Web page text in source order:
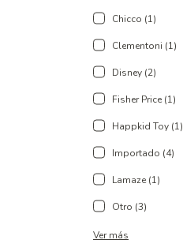
Chicco (1)
Clementoni (1)
Disney (2)
Fisher Price (1)
Happkid Toy (1)
Importado (4)
Lamaze (1)
Otro (3)
Ver más